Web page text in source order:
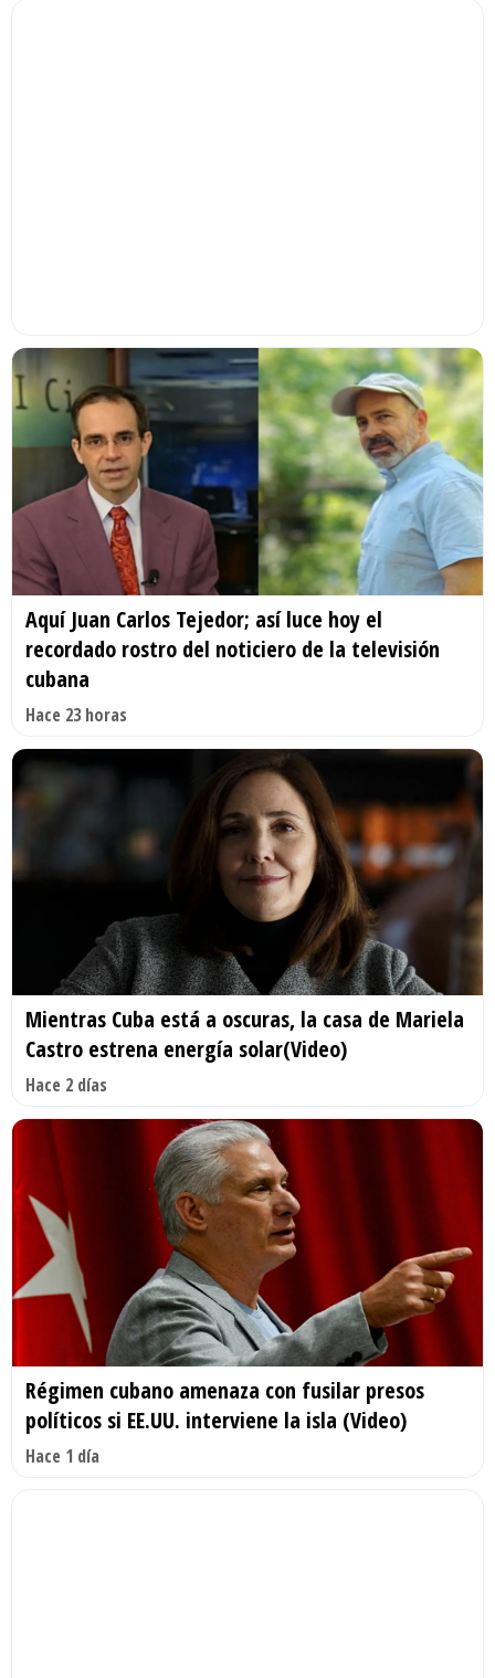
Aquí Juan Carlos Tejedor; así luce hoy el
recordado rostro del noticiero de la televisión
cubana
Hace 23 horas
Mientras Cuba está a oscuras, la casa de Mariela
Castro estrena energía solar(Video)
Hace 2 días
Régimen cubano amenaza con fusilar presos
políticos si EE.UU. interviene la isla (Video)
Hace 1 día